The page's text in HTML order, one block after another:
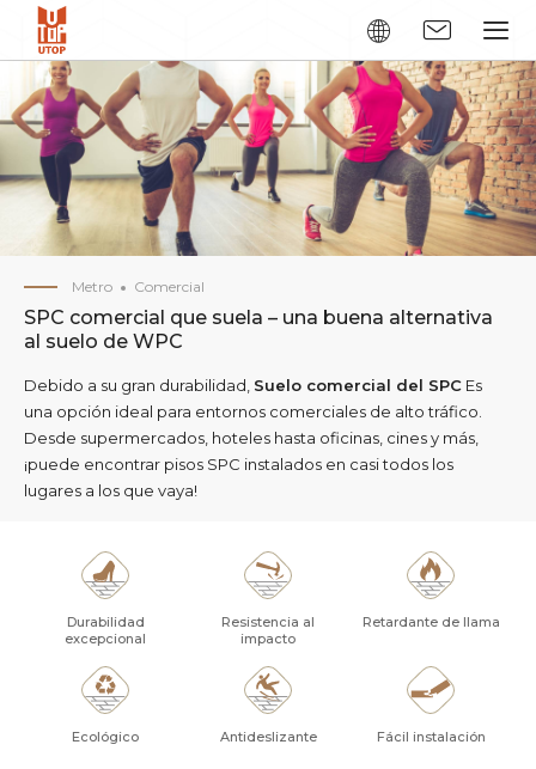
Metro Comercial
SPC comercial que suela – una buena alternativa
al suelo de WPC
Debido a su gran durabilidad, Suelo comercial del SPC Es
una opción ideal para entornos comerciales de alto tráfico.
Desde supermercados, hoteles hasta oficinas, cines y más,
¡puede encontrar pisos SPC instalados en casi todos los
lugares a los que vaya!
Durabilidad
excepcional
Resistencia al
impacto
Retardante de llama
Ecológico Antideslizante Fácil instalación